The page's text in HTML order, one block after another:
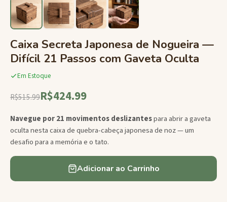
Caixa Secreta Japonesa de Nogueira —
Difícil 21 Passos com Gaveta Oculta
Em Estoque
R$515.99R$424.99
Navegue por 21 movimentos deslizantespara abrir a gaveta
oculta nesta caixa de quebra-cabeça japonesa de noz — um
desafio para a memória e o tato.
Adicionar ao Carrinho